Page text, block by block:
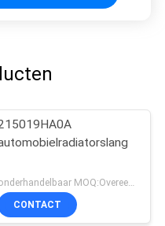
onderhandelbaar MOQ:Overeen te komen
CONTACT